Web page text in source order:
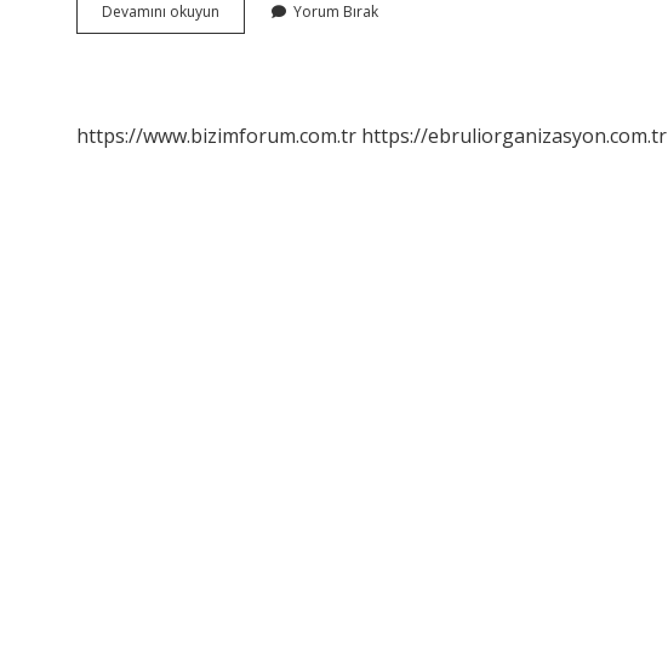
Devamını okuyun
Tane
Yorum Bırak
https://www.bizimforum.com.tr https://ebruliorganizasyon.com.tr